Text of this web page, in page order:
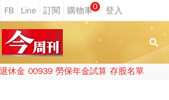
0
休金 00939 勞保年金試算 存股名單